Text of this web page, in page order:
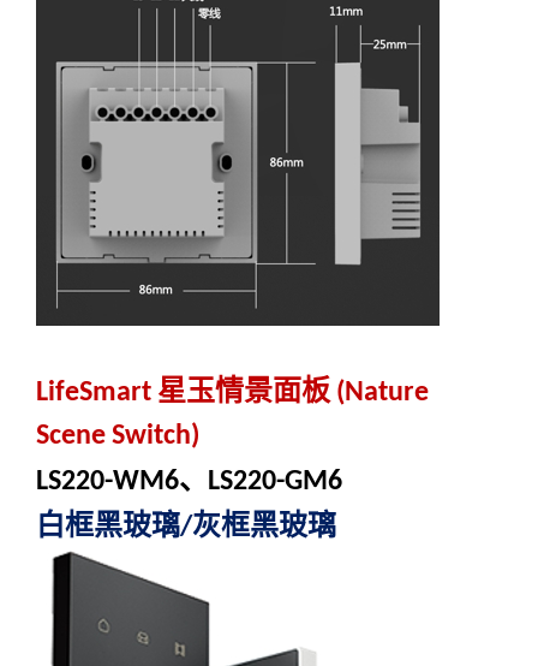
LifeSmart 星玉情景面板 ( Nature
Scene Switch)
LS220-WM6、 LS220-GM6
白框黑玻璃/灰框黑玻璃